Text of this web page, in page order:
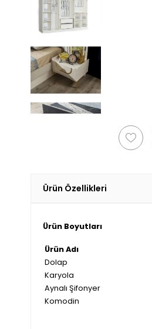
Ürün Özellikleri
Ürün Boyutları
Ürün Adı
Dolap
Karyola
Aynalı Şifonyer
Komodin